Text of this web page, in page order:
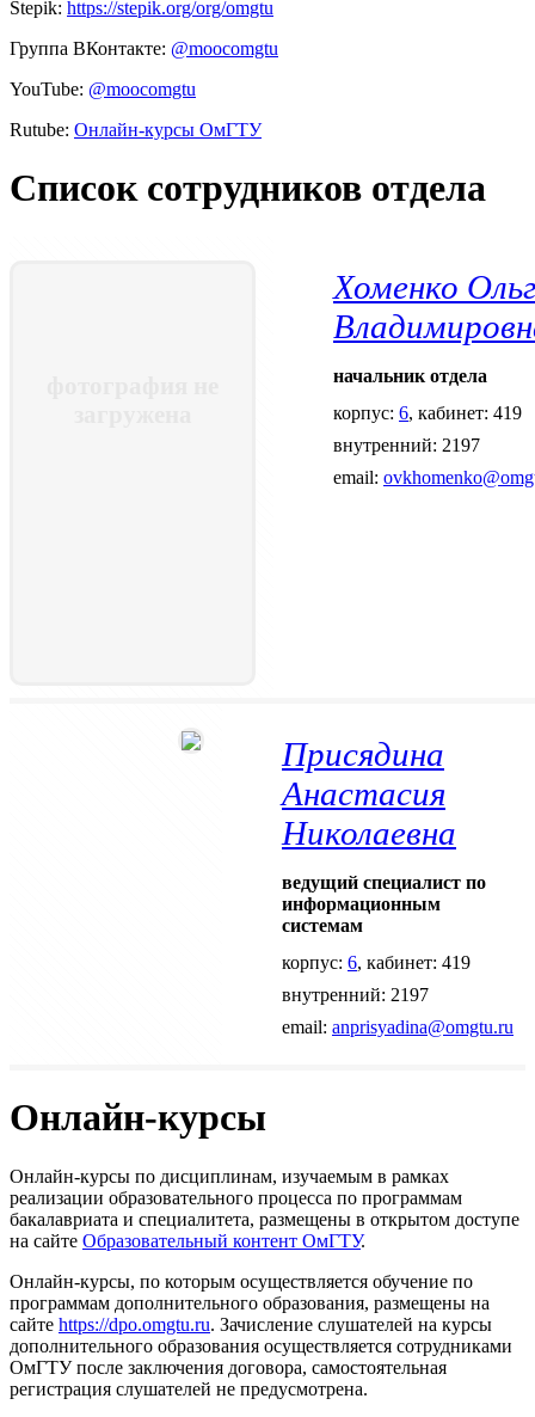
Stepik: https://stepik.org/org/omgtu
Группа ВКонтакте: @moocomgtu
YouTube: @moocomgtu
Rutube: Онлайн-курсы ОмГТУ
Список сотрудников отдела
Хоменко
начальник отдела
корпус: 6, кабинет: 419
внутренний: 2197
email:
Присядина
Анастасия
Николаевна
ведущий специалист по
информационным
системам
корпус: 6, кабинет: 419
внутренний: 2197
email: anprisyadina@omgtu.ru
Онлайн-курсы
Онлайн-курсы по дисциплинам, изучаемым в рамках
реализации образовательного процесса по программам
бакалавриата и специалитета, размещены в открытом доступе
на сайте Образовательный контент ОмГТУ.
Онлайн-курсы, по которым осуществляется обучение по
программам дополнительного образования, размещены на
сайте https://dpo.omgtu.ru. Зачисление слушателей на курсы
дополнительного образования осуществляется сотрудниками
ОмГТУ после заключения договора, самостоятельная
регистрация слушателей не предусмотрена.